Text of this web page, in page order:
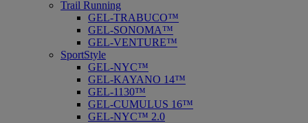
Trail Running
GEL-TRABUCO™
GEL-SONOMA™
GEL-VENTURE™
SportStyle
GEL-NYC™
GEL-KAYANO 14™
GEL-1130™
GEL-CUMULUS 16™
GEL-NYC™ 2.0